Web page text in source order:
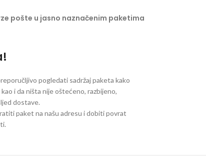
pošte u jasno naznačenim paketima
pogledati sadržaj paketa kako
i da ništa nije oštećeno, razbijeno,
dostave.
paket na našu adresu i dobiti povrat